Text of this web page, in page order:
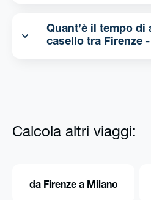
Quant’è il tempo di
casello tra
Calcola altri viaggi:
da Firenze a Milano